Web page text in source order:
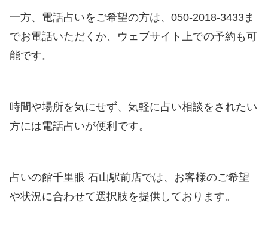
一方、電話占いをご希望の方は、050-2018-3433ま
でお電話いただくか、ウェブサイト上での予約も可
能です。
時間や場所を気にせず、気軽に占い相談をされたい
方には電話占いが便利です。
占いの館千里眼 石山駅前店では、お客様のご希望
や状況に合わせて選択肢を提供しております。